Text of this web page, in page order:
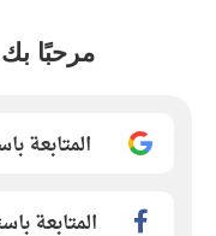
مرحبًا
المتابعة
المتابعة